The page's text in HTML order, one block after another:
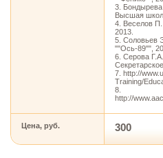
3.
Высшая
4. Веселов
2013.
5. Соловьев
""Ось-89"",
6. Серова
7. http://
Training/
8.
http://
Цена, руб. 300